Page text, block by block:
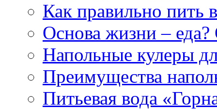
Как правильно пить
Основа жизни –
Напольные кулеры
Преимущества
Питьевая вода